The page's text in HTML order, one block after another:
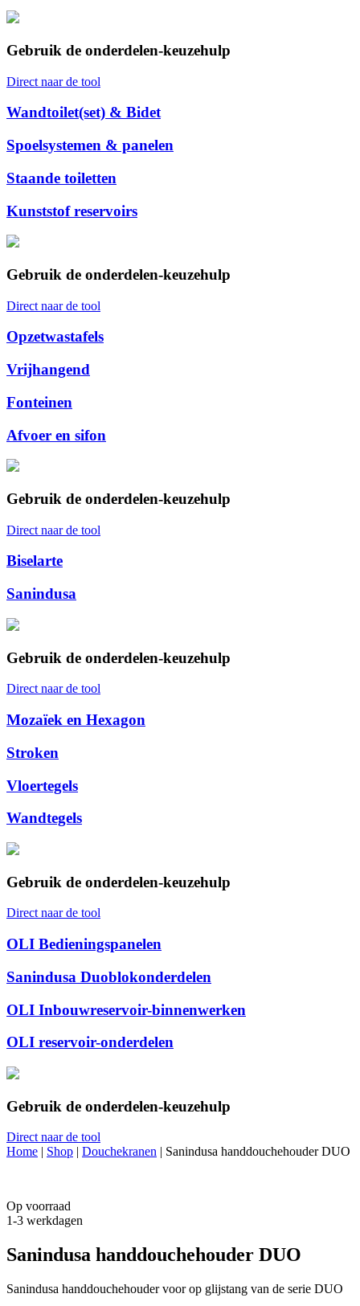
Gebruik de onderdelen-keuzehulp
Direct naar de tool
Wandtoilet(set) & Bidet
Spoelsystemen & panelen
Staande toiletten
Kunststof reservoirs
Gebruik de onderdelen-keuzehulp
Direct naar de tool
Opzetwastafels
Vrijhangend
Fonteinen
Afvoer en sifon
Gebruik de onderdelen-keuzehulp
Direct naar de tool
Biselarte
Sanindusa
Gebruik de onderdelen-keuzehulp
Direct naar de tool
Mozaïek en Hexagon
Stroken
Vloertegels
Wandtegels
Gebruik de onderdelen-keuzehulp
Direct naar de tool
OLI Bedieningspanelen
Sanindusa Duoblokonderdelen
OLI Inbouwreservoir-binnenwerken
OLI reservoir-onderdelen
Gebruik de onderdelen-keuzehulp
Direct naar de tool
Home | Shop | Douchekranen | Sanindusa handdouchehouder DUO
Op voorraad
1-3 werkdagen
Sanindusa handdouchehouder DUO
Sanindusa handdouchehouder voor op glijstang van de serie DUO